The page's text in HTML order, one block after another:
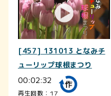
[457] 131013 となみチ
ューリップ球根まつり
00:02:32
再生回数：17